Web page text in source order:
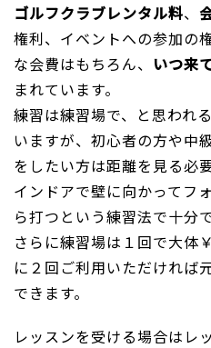
ゴルフクラブレンタル料、
権利、イベントへの参加の
な会費はもちろん、 いつ来
まれています。
練習は練習場で、と思われ
いますが、初心者の方や中
をしたい方は距離を見る必
インドアで壁に向かってフ
ら打つという練習法で十分で
さらに練習場は１回で大体
に２回ご利用いただければ
できます。
レッスンを受ける場合はレ